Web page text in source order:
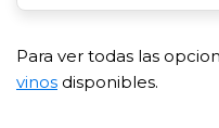
Para ver todas las
vinos disponibles.